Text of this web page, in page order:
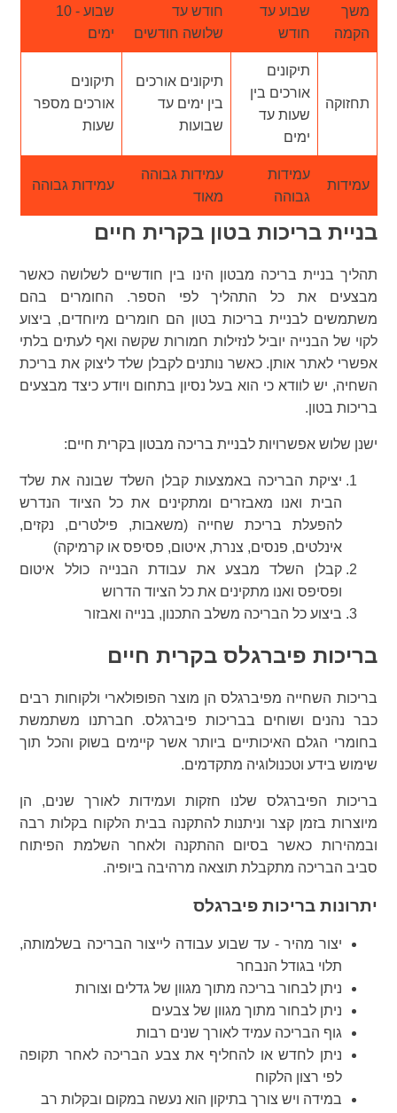
משך
הקמה
שבוע עד
חודש
חודש עד
שלושה חודשים
שבוע - 10
ימים
תחזוקה
תיקונים
אורכים בין
שעות עד
ימים
תיקונים אורכים
בין ימים עד
שבועות
תיקונים
אורכים מספר
שעות
עמידות
עמידות
גבוהה
עמידות גבוהה
מאוד
עמידות גבוהה
בניית בריכות בטון בקרית חיים
תהליך בניית בריכה מבטון הינו בין חודשיים לשלושה כאשר
מבצעים את כל התהליך לפי הספר. החומרים בהם
משתמשים לבניית בריכות בטון הם חומרים מיוחדים, ביצוע
לקוי של הבנייה יוביל לנזילות חמורות שקשה ואף לעתים בלתי
אפשרי לאתר אותן. כאשר נותנים לקבלן שלד ליצוק את בריכת
השחיה, יש לוודא כי הוא בעל נסיון בתחום ויודע כיצד מבצעים
בריכות בטון.
ישנן שלוש אפשרויות לבניית בריכה מבטון בקרית חיים:
יציקת הבריכה באמצעות קבלן השלד שבונה את שלד
הבית ואנו מאבזרים ומתקינים את כל הציוד הנדרש
להפעלת בריכת שחייה (משאבות, פילטרים, נקזים,
אינלטים, פנסים, צנרת, איטום, פסיפס או קרמיקה)
קבלן השלד מבצע את עבודת הבנייה כולל איטום
ופסיפס ואנו מתקינים את כל הציוד הדרוש
ביצוע כל הבריכה משלב התכנון, בנייה ואבזור
בריכות פיברגלס בקרית חיים
בריכות השחייה מפיברגלס הן מוצר הפופולארי ולקוחות רבים
כבר נהנים ושוחים בבריכות פיברגלס. חברתנו משתמשת
בחומרי הגלם האיכותיים ביותר אשר קיימים בשוק והכל תוך
שימוש בידע וטכנולוגיה מתקדמים.
בריכות הפיברגלס שלנו חזקות ועמידות לאורך שנים, הן
מיוצרות בזמן קצר וניתנות להתקנה בבית הלקוח בקלות רבה
ובמהירות כאשר בסיום ההתקנה ולאחר השלמת הפיתוח
סביב הבריכה מתקבלת תוצאה מרהיבה ביופיה.
יתרונות בריכות פיברגלס
יצור מהיר - עד שבוע עבודה לייצור הבריכה בשלמותה,
תלוי בגודל הנבחר
ניתן לבחור בריכה מתוך מגוון של גדלים וצורות
ניתן לבחור מתוך מגוון של צבעים
גוף הבריכה עמיד לאורך שנים רבות
ניתן לחדש או להחליף את צבע הבריכה לאחר תקופה
לפי רצון הלקוח
במידה ויש צורך בתיקון הוא נעשה במקום ובקלות רב